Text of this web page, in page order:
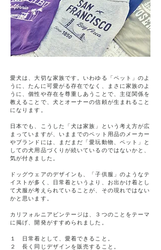
愛犬は、大切な家族です。いわゆる「ペット」のよ
うに、たんに可愛がる存在でなく、まさに家族のよ
うに、個性や存在を尊重しあうことで、主従関係を
教えることで、犬とオーナーの信頼が生まれること
になります。
日本でも、こうした「犬は家族」という考え方が広
まっていますが、いままでのペット用品のメーカー
やブランドには、まだまだ「愛玩動物、ペット」と
しての犬用品づくりが続いているのではないかと、
気が付きました。
ドッグウェアのデザインも、「子供服」のようなテ
イストが多く、日常着というより、お出かけ着とし
て犬服が考えられていることが、その現れではない
かと思います。
カリフォルニアビンテージは、３つのことをテーマ
に掲げ、開発がすすめられました。
１ 日常着として、愛着できること。
２ 長く同じデザインを販売すること。